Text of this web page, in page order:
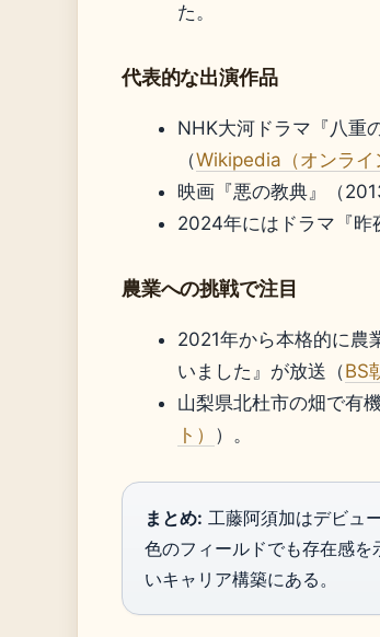
た。
代表的な出演作品
NHK大河ドラマ『八重
（Wikipedia（オンライ
映画『悪の教典』（
2024年にはドラマ『昨
農業への挑戦で注目
2021年から本格的に農
いました』が放送（BS
山梨県北杜市の畑で有
ト） ）。
まとめ: 工藤阿須加はデビュ
色のフィールドでも存在感
いキャリア構築にある。